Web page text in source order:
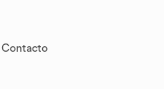
Contacto